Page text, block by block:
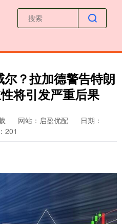
？拉加德警告特朗
将引发严重后果
网站：启盈优配
日期：
201